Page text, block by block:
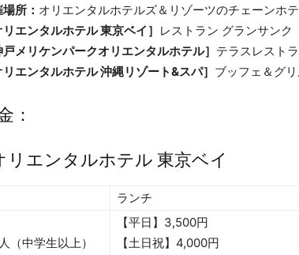
所： オリエンタルホテルズ＆リゾーツのチェーンホ
リエンタルホテル 東京ベイ］ レストラン グランサンク
戸メリケンパークオリエンタルホテル］ テラスレスト
リエンタルホテル 沖縄リゾート&スパ］ ブッフェ＆グ
：
リエンタルホテル 東京ベイ
ランチ
（中学生以上）
【平日】3,500円
【土日祝】4,000円